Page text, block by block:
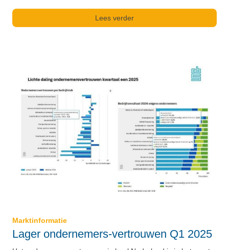
Lees verder
Marktinformatie
Lager ondernemers-vertrouwen Q1 2025